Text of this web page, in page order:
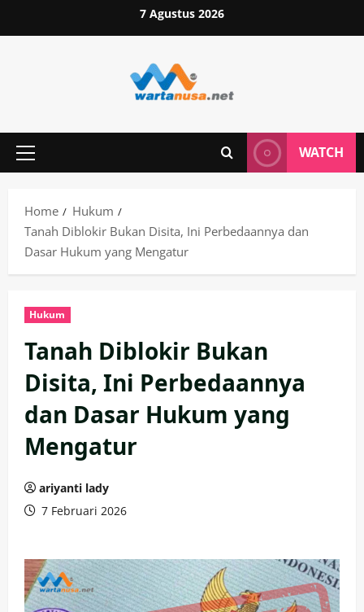
to
7 Agustus 2026
Primary
WATCH
Home
Hukum
Tanah Diblokir Bukan Disita, Ini Perbedaannya dan
Dasar Hukum yang Mengatur
Hukum
Tanah Diblokir Bukan
Disita, Ini Perbedaannya
dan Dasar Hukum yang
Mengatur
ariyanti lady
7 Februari 2026